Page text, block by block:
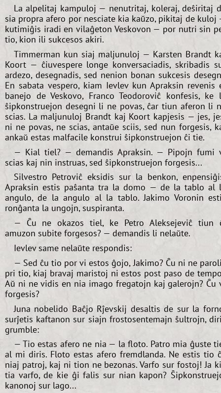
La alpelitaj kampuloj — nenutritaj, koleraj, deŝiritaj
sia propra afero por nesciate kia kaŭzo, pikitaj de kuloj
kutimiĝis iradi en vilaĝeton Veskovon — por nutri sin
tio, kion ili sukcesos akiri.
Timmerman kun siaj maljunuloj — Karsten Brandt
Koort — ĉiuvespere longe konversaciadis, skribadis
ardezo, desegnadis, sed nenion bonan sukcesis
En sabata vespero, kiam Ievlev kun Apraksin revenis
banejo de Veskovo, Franco Teodoroviĉ konfesis, ke
ŝipkonstruejon desegni li ne povas, ĉar tiun aferon li
scias. La maljunuloj Brandt kaj Koort kapjesis — jes,
ni ne povas, ne scias, antaŭe sciis, sed nun forgesis,
ankaŭ estas malfacile konstrui ŝipkonstruejon ĉi tie.
— Kial tiel? — demandis Apraksin. — Pipojn fumi
scias kaj nin instruas, sed ŝipkonstruejon forgesis...
Silvestro Petroviĉ eksidis sur la benkon,
Apraksin estis paŝanta tra la domo — de la tablo al
angulo, de la angulo al la tablo. Jakimo Voronin
ronĝanta la ungojn, suspiranta.
— Ĉu ne okazos tiel, ke Petro Aleksejeviĉ tiun
amuzon subite forgesos? — demandis li nelaŭte.
Ievlev same nelaŭte respondis:
— Sed ĉu tio por vi estos ĝojo, Jakimo? Ĉu ni ne
pri tio, kiaj bravaj maristoj ni estos post paso de
Aŭ ni ne vidis en nia imago fregatojn kaj galerojn? Ĉu
forgesis?
Juna nobelido Baĉjo Rĵevskij desaltis de sur la
surĵetis kaftanon sur siajn frostosentemajn ŝultrojn,
grumble:
— Tio estas afero ne nia — la floto. Patro mia ĝuste
al mi diris. Floto estas afero fremdlanda. Ne estis tio
niaj patroj, kaj ni tion ne bezonas. Varfo sur fostoj! Ja
tia varfo, de kie ĝi falis sur nian kapon?
kanonoj sur lago...